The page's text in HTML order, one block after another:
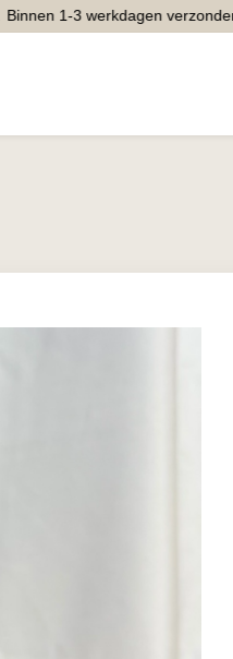
1-3 werkdagen verzonden.